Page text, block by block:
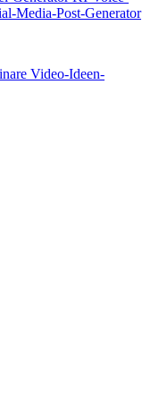
Media-Post-Generator
Video-Ideen-